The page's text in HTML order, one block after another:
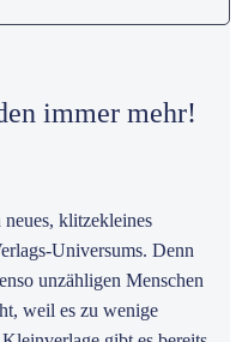
immer mehr!
klitzekleines
Universums. Denn
unzähligen Menschen
weil es zu wenige